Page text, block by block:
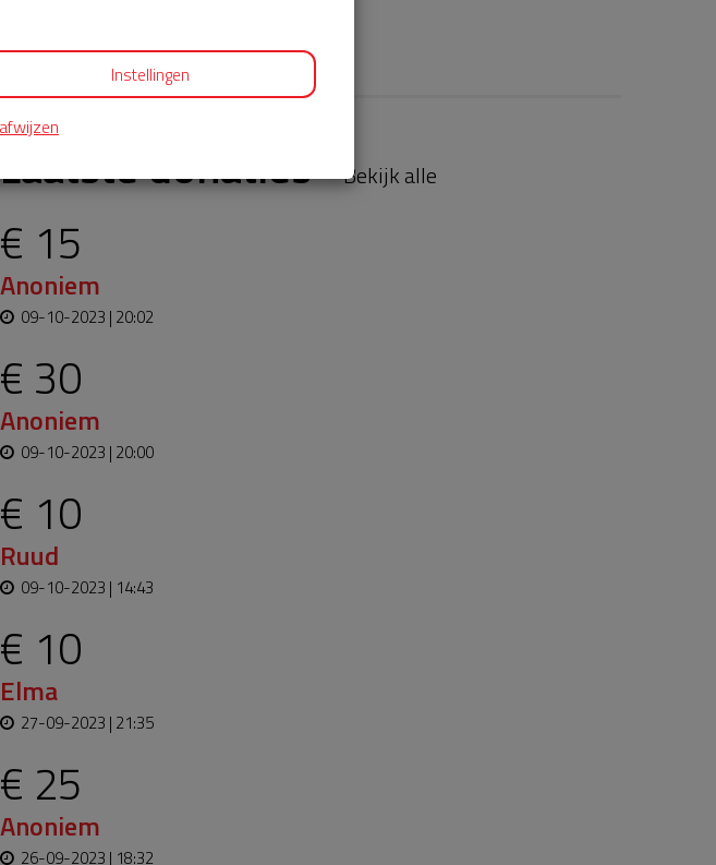
Laatste donaties Bekijk alle
€ 15
Anoniem
09-10-2023 | 20:02
€ 30
Anoniem
09-10-2023 | 20:00
€ 10
Ruud
09-10-2023 | 14:43
€ 10
Elma
27-09-2023 | 21:35
€ 25
Anoniem
26-09-2023 | 18:32
Instellingen